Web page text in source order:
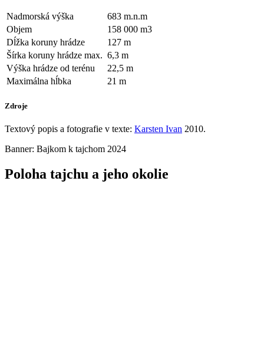
Nadmorská výška
683 m.n.m
Objem
158 000 m3
Dĺžka koruny hrádze
127 m
Šírka koruny hrádze max. 6,3 m
Výška hrádze od terénu
22,5 m
Maximálna hĺbka
21 m
Zdroje
Textový popis a fotografie v texte: Karsten Ivan 2010.
Banner: Bajkom k tajchom 2024
Poloha tajchu a jeho okolie